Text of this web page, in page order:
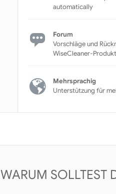
automatically
Forum
Vorschläge und
WiseCleaner-
Mehrsprachig
Unterstützung für
WARUM SOLLTEST